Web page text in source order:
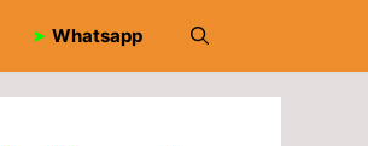
➤ Whatsapp